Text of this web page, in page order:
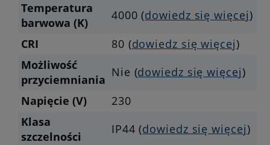
Temperatura
barwowa (K)
4000 (dowiedz się więcej)
CRI
80 (dowiedz się więcej)
Możliwość
przyciemniania
Nie (dowiedz się więcej)
Napięcie (V)
230
Klasa
szczelności
IP44 (dowiedz się więcej)